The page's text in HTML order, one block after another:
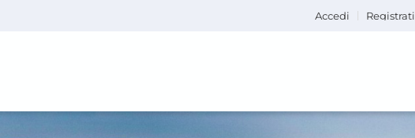
Accedi Registrati